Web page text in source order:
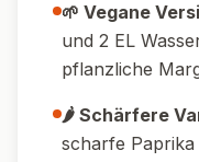
🌱 Vegane
und 2 EL
pflanzliche
🌶️ Schärfere
scharfe